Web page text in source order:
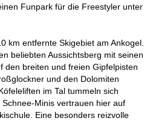
Funpark für die Freestyler unter
km entfernte Skigebiet am Ankogel.
beliebten Aussichtsberg mit seinen
den breiten und freien Gipfelpisten
und den Dolomiten
im Tal tummeln sich
Minis vertrauen hier auf
Eine besonders reizvolle